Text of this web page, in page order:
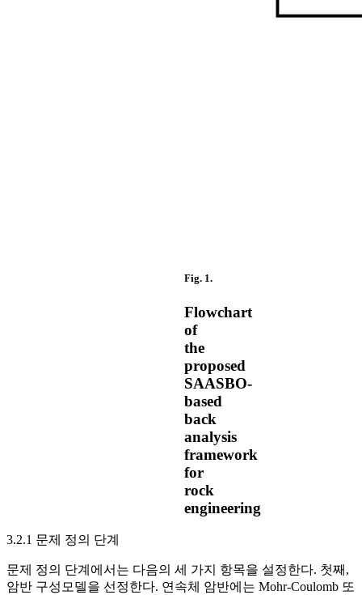
Fig. 1.
Flowchart
of
the
proposed
SAASBO-
based
back
analysis
framework
for
rock
engineering
3.2.1 문제 정의 단계
문제 정의 단계에서는 다음의 세 가지 항목을 설정한다. 첫째,
암반 구성모델을 선정한다. 연속체 암반에는 Mohr-Coulomb 또